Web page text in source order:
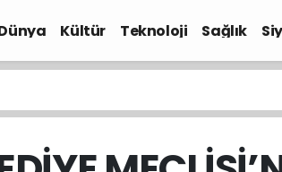
Kültür Teknoloji Sağlık